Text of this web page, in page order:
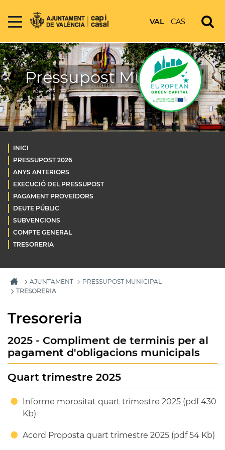
VAL CAS
Pressupost Municipal
INICI
PRESSUPOST 2026
ANYS ANTERIORS
EXECUCIÓ DEL PRESSUPOST
PAGAMENT PROVEÏDORS
DEUTE PÚBLIC
SUBVENCIONS
COMPTE GENERAL
TRESORERIA
AJUNTAMENT
PRESSUPOST MUNICIPAL
TRESORERIA
Tresoreria
2025 - Compliment de terminis per al
pagament d'obligacions municipals
Quart trimestre 2025
Informe morositat quart trimestre 2025 (pdf 430
Kb)
Acord Proposta quart trimestre 2025 (pdf 54 Kb)